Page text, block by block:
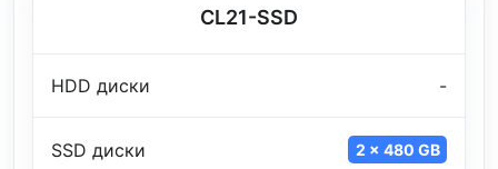
CL21-SSD
HDD диски -
SSD диски 2 x 480 GB